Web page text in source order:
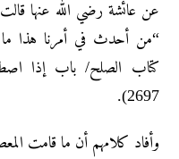
عن عائشة رضي الله عنها
“من أحدث في أمرنا هذا
كتاب الصلح/ باب إذا
2697).
وأفاد كلامهم أن ما قامت